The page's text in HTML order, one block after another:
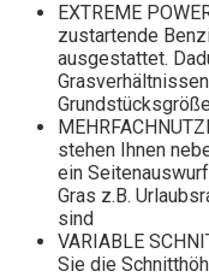
EXTREME
zustartende
ausgestattet.
stehen Ihnen
ein
Gras z.B.
sind
VARIABLE
Sie die